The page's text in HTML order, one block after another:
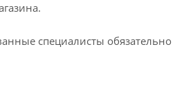
специалисты обязательно